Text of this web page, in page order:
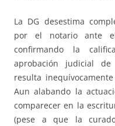
La DG desestima
por el notario ante
confirmando la
aprobación judicial
resulta
Aun alabando la
comparecer en la
(pese a que la